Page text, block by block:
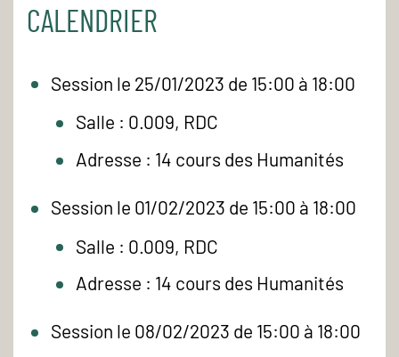
CALENDRIER
Session le 25/01/2023 de 15:00 à 18:00
Salle : 0.009, RDC
Adresse : 14 cours des Humanités
Session le 01/02/2023 de 15:00 à 18:00
Salle : 0.009, RDC
Adresse : 14 cours des Humanités
Session le 08/02/2023 de 15:00 à 18:00